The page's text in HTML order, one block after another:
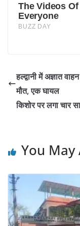
हल्द्वानी में अज्ञात
मौत, एक घायल
किशोर पर लगा चार
You May